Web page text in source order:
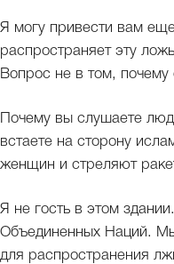
Я могу привести вам
распространяет эту
Вопрос не в том, почему
Почему вы слушаете
встаете на сторону
женщин и стреляют
Я не гость в этом
Объединенных Наций. Мы
для распространения